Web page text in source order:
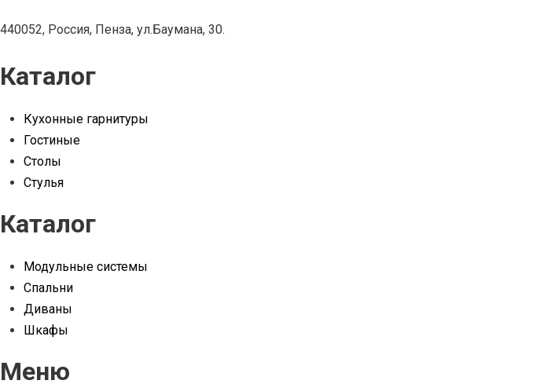
440052, Россия, Пенза, ул.Баумана, 30.
Каталог
Кухонные гарнитуры
Гостиные
Столы
Стулья
Каталог
Модульные системы
Спальни
Диваны
Шкафы
Меню